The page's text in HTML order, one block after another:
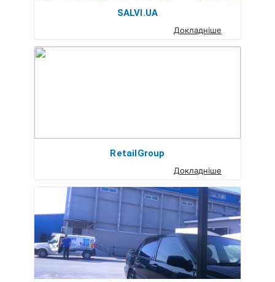
SALVI.UA
Докладніше
RetailGroup
Докладніше